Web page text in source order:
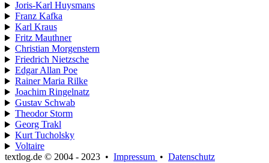
Joris-Karl Huysmans
Franz Kafka
Karl Kraus
Fritz Mauthner
Christian Morgenstern
Friedrich Nietzsche
Edgar Allan Poe
Rainer Maria Rilke
Joachim Ringelnatz
Gustav Schwab
Theodor Storm
Georg Trakl
Kurt Tucholsky
Voltaire
textlog.de © 2004 - 2023 • Impressum • Datenschutz